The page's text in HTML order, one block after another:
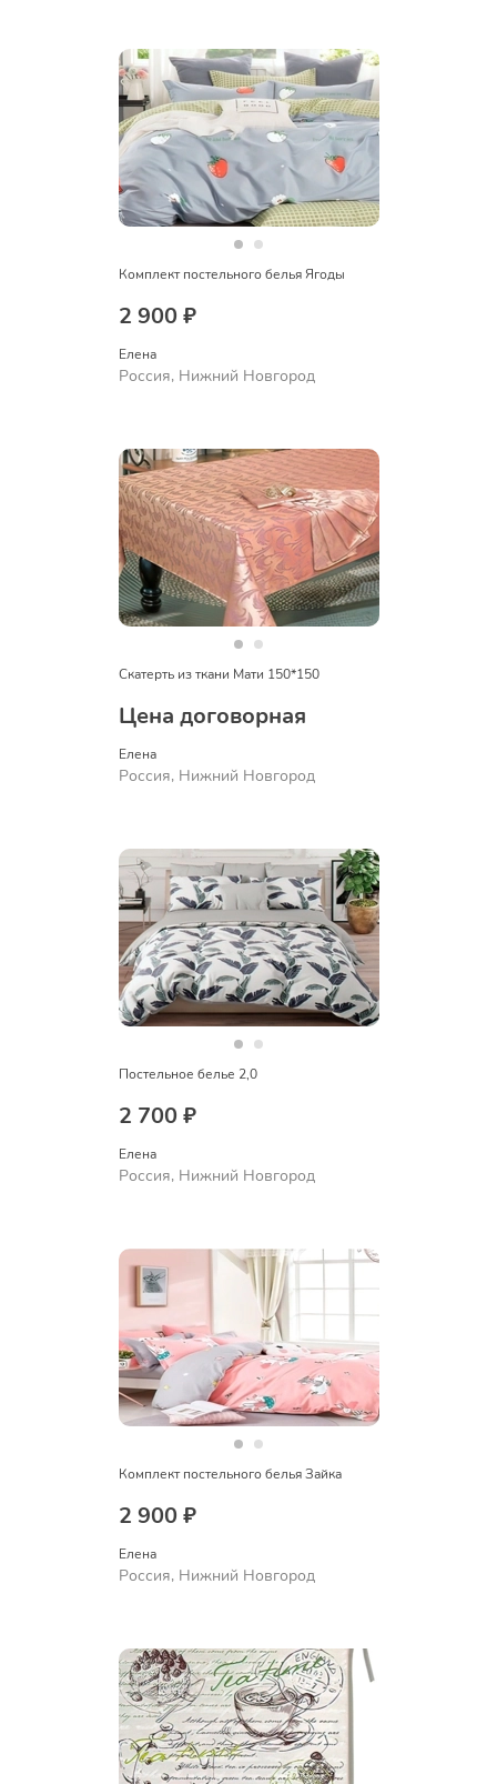
Комплект постельного белья Ягоды
2 900 ₽
Елена
Россия, Нижний Новгород
Скатерть из ткани Мати 150*150
Цена договорная
Елена
Россия, Нижний Новгород
Постельное белье 2,0
2 700 ₽
Елена
Россия, Нижний Новгород
Комплект постельного белья Зайка
2 900 ₽
Елена
Россия, Нижний Новгород